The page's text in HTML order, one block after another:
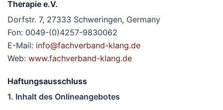
Therapie e.V.
Dorfstr. 7, 27333 Schweringen, Germany
Fon: 0049-(0)4257-9830062
E-Mail: info@fachverband-klang.de
Web: www.fachverband-klang.de
Haftungsausschluss
1. Inhalt des Onlineangebotes